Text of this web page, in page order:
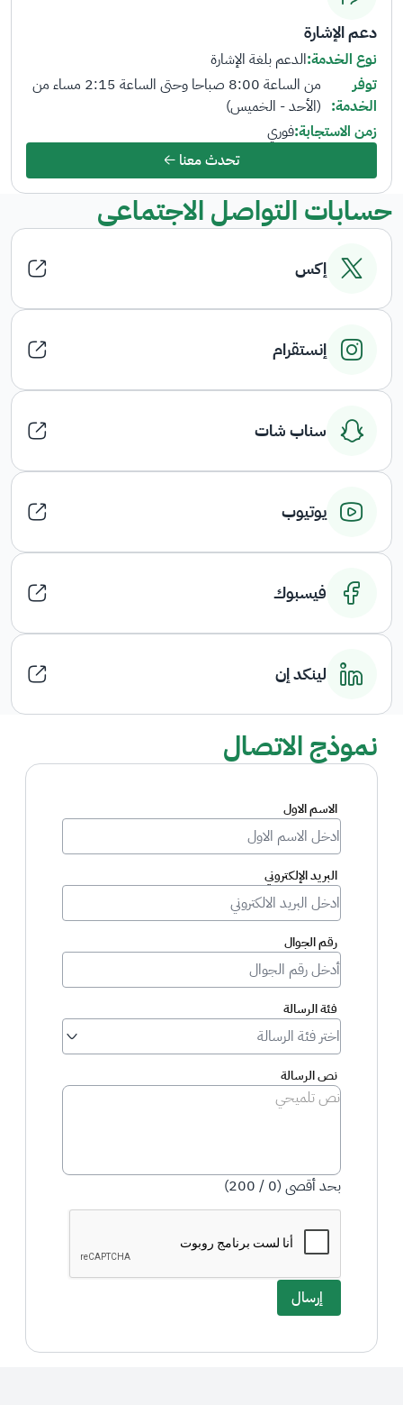
دعم الإشارة
نوع الخدمة:الدعم بلغة الإشارة
توفر
الخدمة:
من الساعة 8:00 صباحا وحتى الساعة 2:15 مساء من
(الأحد - الخميس)
زمن الاستجابة:فوري
تحدث معنا
حسابات التواصل الاجتماعي
إكس
إنستقرام
سناب شات
يوتيوب
فيسبوك
لينكد إن
نموذج الاتصال
الاسم الاول
البريد الإلكتروني
رقم الجوال
فئة الرسالة
نص الرسالة
بحد أقصى (0 / 200)